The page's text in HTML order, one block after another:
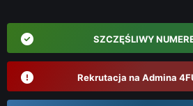
SZCZĘŚLIWY
Rekrutacja na Admina